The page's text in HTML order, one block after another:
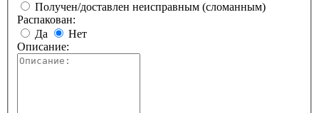
Получен/доставлен неисправным (сломанным)
Распакован:
Да
Нет
Описание: